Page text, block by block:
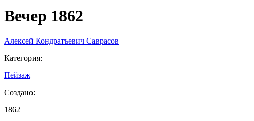
Вечер 1862
Алексей Кондратьевич Саврасов
Категория:
Пейзаж
Создано:
1862